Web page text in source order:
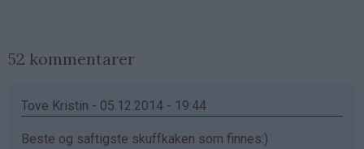
52 kommentarer
Tove Kristin - 05.12.2014 - 19:44
Beste og saftigste skuffkaken som finnes:)